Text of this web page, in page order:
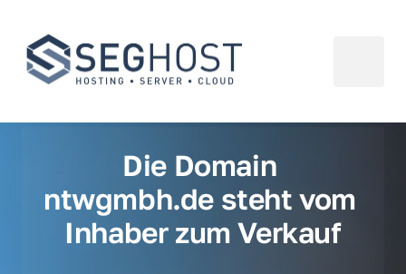
Die Domain
ntwgmbh.de steht vom
Inhaber zum Verkauf